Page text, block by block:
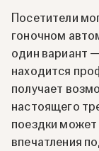
Посетители
гоночном
один вариант
находится
получает
настоящего
поездки
впечатления